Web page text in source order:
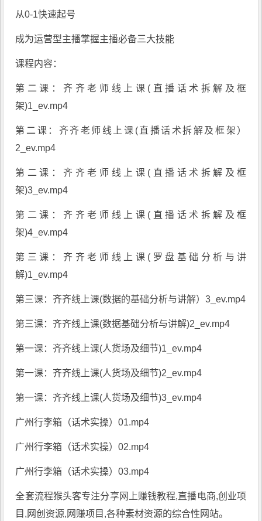
从0-1快速起号
成为运营型主播掌握主播必备三大技能
课程内容：
第二课：齐齐老师线上课(直播话术拆解及框
架)1_ev.mp4
第二课：齐齐老师线上课(直播话术拆解及框架）
2_ev.mp4
第二课：齐齐老师线上课(直播话术拆解及框
架)3_ev.mp4
第二课：齐齐老师线上课(直播话术拆解及框
架)4_ev.mp4
第三课：齐齐老师线上课(罗盘基础分析与讲
解)1_ev.mp4
第三课：齐齐线上课(数据的基础分析与讲解）3_ev.mp4
第三课：齐齐线上课(数据基础分析与讲解)2_ev.mp4
第一课：齐齐线上课(人货场及细节)1_ev.mp4
第一课：齐齐线上课(人货场及细节)2_ev.mp4
第一课：齐齐线上课(人货场及细节)3_ev.mp4
广州行李箱（话术实操）01.mp4
广州行李箱（话术实操）02.mp4
广州行李箱（话术实操）03.mp4
全套流程猴头客专注分享网上赚钱教程,直播电商,创业项
目,网创资源, 网赚项目 ,各种素材资源的综合性网站。